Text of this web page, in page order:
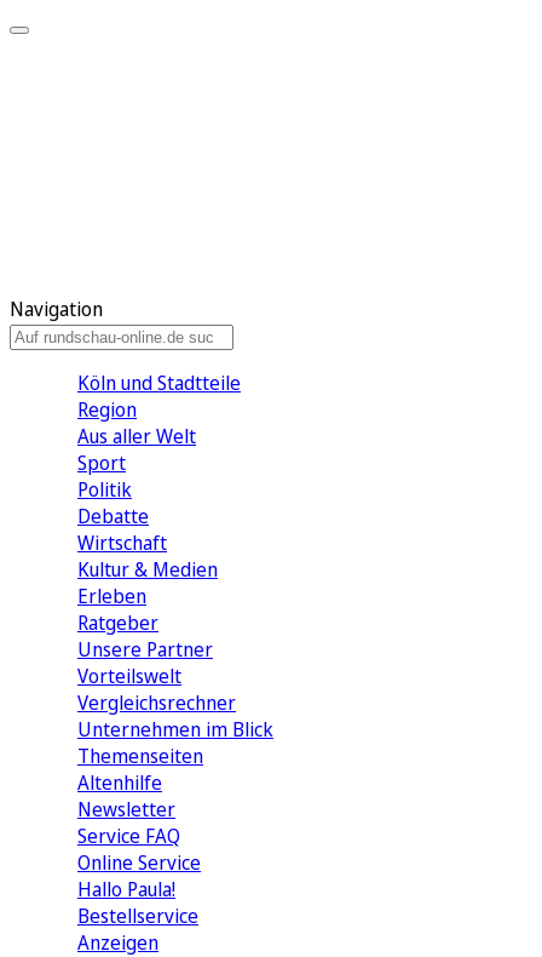
Navigation
Köln und Stadtteile
Region
Aus aller Welt
Sport
Politik
Debatte
Wirtschaft
Kultur & Medien
Erleben
Ratgeber
Unsere Partner
Vorteilswelt
Vergleichsrechner
Unternehmen im Blick
Themenseiten
Altenhilfe
Newsletter
Service FAQ
Online Service
Hallo Paula!
Bestellservice
Anzeigen